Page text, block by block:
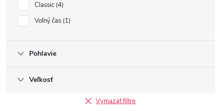
Classic 4
Voľný čas 1
Pohlavie
Veľkosť
Vymazať filtre